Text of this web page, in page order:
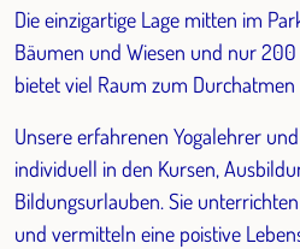
Die einzigartige Lage mitten im
Bäumen und Wiesen und nur
bietet viel Raum zum
Unsere erfahrenen Yogalehrer
individuell in den Kursen,
Bildungsurlauben. Sie
und vermitteln eine poistive